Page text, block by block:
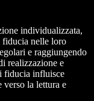
individualizzata,
fiducia nelle loro
e raggiungendo
realizzazione e
fiducia influisce
verso la lettura e